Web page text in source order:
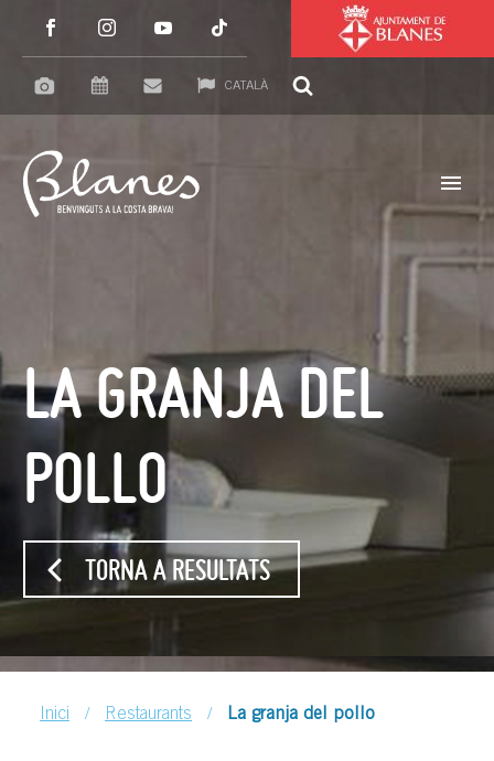
CATALÀ
LA GRANJA DEL
POLLO
TORNA A RESULTATS
Inici / Restaurants / La granja del pollo